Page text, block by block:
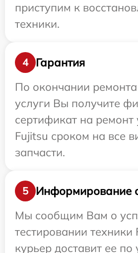
приступим к
техники.
4
Гарантия
По окончании
услуги Вы получите
сертификат на ремонт
Fujitsu сроком на все
запчасти.
5
Информирование
Мы сообщим Вам о
тестировании техники
курьер доставит ее